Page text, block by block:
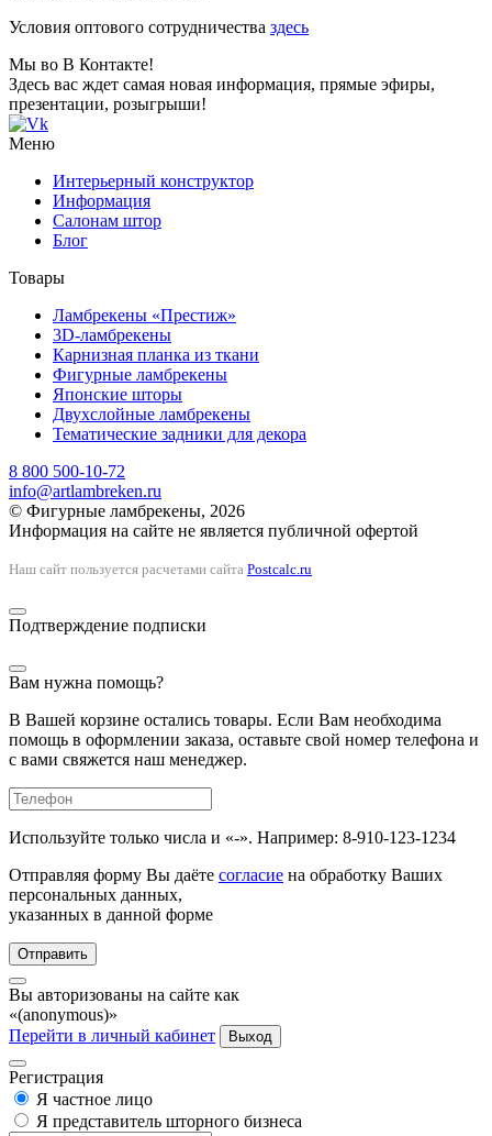
Условия оптового сотрудничества здесь
Мы во В Контакте!
Здесь вас ждет самая новая информация, прямые эфиры,
презентации, розыгрыши!
Меню
Интерьерный конструктор
Информация
Салонам штор
Блог
Товары
Ламбрекены «Престиж»
3D-ламбрекены
Карнизная планка из ткани
Фигурные ламбрекены
Японские шторы
Двухслойные ламбрекены
Тематические задники для декора
8 800 500-10-72
info@artlambreken.ru
© Фигурные ламбрекены, 2026
Информация на сайте не является публичной офертой
Наш сайт пользуется расчетами сайта Postcalc.ru
Подтверждение подписки
Вам нужна помощь?
В Вашей корзине остались товары. Если Вам необходима
помощь в оформлении заказа, оставьте свой номер телефона и
с вами свяжется наш менеджер.
Используйте только числа и «-». Например: 8-910-123-1234
Отправляя форму Вы даёте согласие на обработку Ваших
персональных данных,
указанных в данной форме
Отправить
Вы авторизованы на сайте как
«(anonymous)»
Перейти в личный кабинет
Выход
Регистрация
Я частное лицо
Я представитель шторного бизнеса